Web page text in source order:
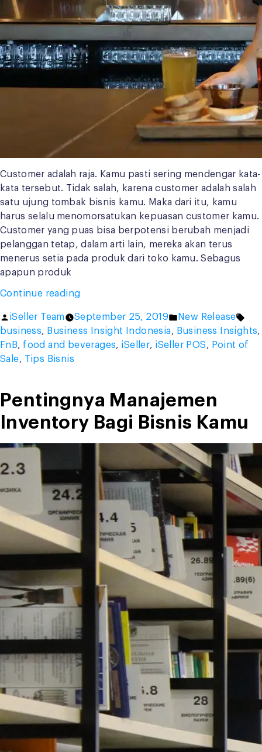
Customer adalah raja. Kamu pasti sering mendengar kata-
kata tersebut. Tidak salah, karena customer adalah salah
satu ujung tombak bisnis kamu. Maka dari itu, kamu
harus selalu menomorsatukan kepuasan customer kamu.
Customer yang puas bisa berpotensi berubah menjadi
pelanggan tetap, dalam arti lain, mereka akan terus
menerus setia pada produk dari toko kamu. Sebagus
apapun produk
Continue reading“Baca
Berikut
untuk
Meningkatkan
Posted
by
iSeller Team September 25, 2019
Posted
in
New Release
business, Business Insight Indonesia, Business Insights,
FnB, food and beverages, iSeller, iSeller POS, Point of
Sale, Tips Bisnis
Pentingnya Manajemen
Inventory Bagi Bisnis Kamu